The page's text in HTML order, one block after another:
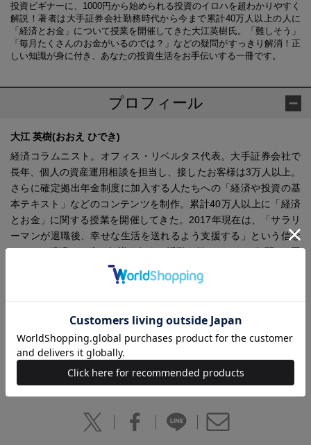
投資ビギナーに、1000円から始められる投資のイロハを超わかりやすく
解説！著者は大手証券会社勤務時代から今まで累計40万人以上の人に
「経済とお金」について授業を開催してきた大江英樹氏。「難しそう」
「毎月たくさんのお金がいるのでは？」などの疑問がすっきり解消！正
しい知識が身に付き、あなたの投資生活をお手伝いする一冊です。
プロフィール
大江 英樹(おおえ ひでき)
経済コラムニスト。オフィス・リベルタス代表。大手証券会社で
長年、個人の資産運用相談を担当し、接したお客様は3万人以上。
さらに確定拠出年金制度に加入する人たちへの「経済や投資の基
本テキスト」などのコンテンツを制作。累計40万人以上に「経済
とお金」に関する授業を開催してきた。2017年現在は、「サラリ
ーマンが退職後、幸せな生活を送れるよう支援する」という信念
のもと、経済やお金の知識を伝える活動を行っている。年間100回
を超える講演やテレビ出演、雑誌や新聞などへの執筆活動では、
その語り口とわかりやすさに定評があり、特にセミナーは多くの
ファンから大好評を得ている。CFP(R)、日本証券アナリスト協会
検定会員。主な著書に『投資賢者の心理学』（日本経済新聞出版
経済とおかねの超基本1年生』『はじめての確定拠出年金投資』
（ともに東洋経済新報社）、『教科書にない お金の増やし方・守
り方』（大和書房）などがある。